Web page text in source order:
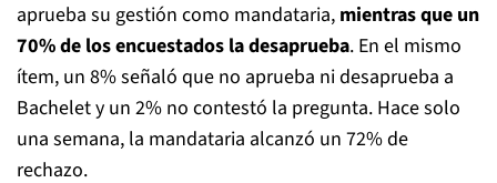
aprueba su gestión como mandataria, mientras que un
70% de los encuestados la desaprueba. En el mismo
ítem, un 8% señaló que no aprueba ni desaprueba a
Bachelet y un 2% no contestó la pregunta. Hace solo
una semana, la mandataria alcanzó un 72% de
rechazo.